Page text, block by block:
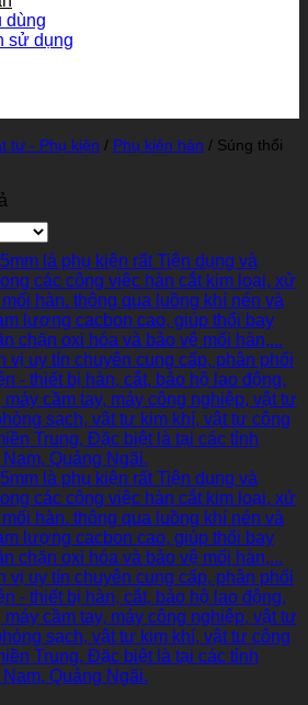
dùng
sử dụng
tư - Phụ kiện / Phụ kiện hàn / Súng thổi